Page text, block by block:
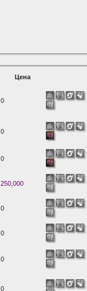
Цена
0
0
0
250,000
0
0
0
0